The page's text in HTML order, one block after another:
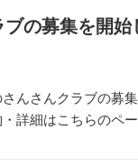
の募集を開始
んさんクラブの募
詳細はこちらのペー